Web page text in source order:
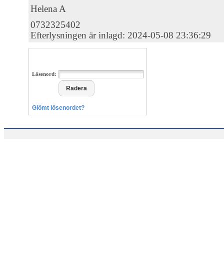
Helena A
0732325402
Efterlysningen är inlagd: 2024-05-08 23:36:29
Lösenord:
Glömt lösenordet?